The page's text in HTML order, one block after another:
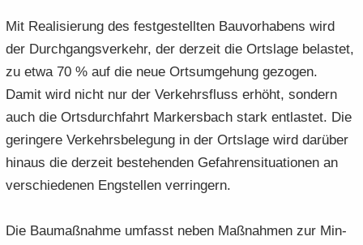
Mit Rea­li­sie­rung des fest­ge­stell­ten Bau­vor­ha­bens wird
der Durch­gangs­ver­kehr, der der­zeit die Orts­la­ge be­las­tet,
zu etwa 70 % auf die neue Orts­um­ge­hung ge­zo­gen.
Damit wird nicht nur der Ver­kehrs­fluss er­höht, son­dern
auch die Orts­durch­fahrt Mar­kers­bach stark ent­las­tet. Die
ge­rin­ge­re Ver­kehrs­be­le­gung in der Orts­la­ge wird dar­über
hin­aus die der­zeit be­stehen­den Ge­fah­ren­si­tua­tio­nen an
ver­schie­de­nen Eng­stel­len ver­rin­gern.
Die Bau­maß­nah­me um­fasst neben Maß­nah­men zur Min­